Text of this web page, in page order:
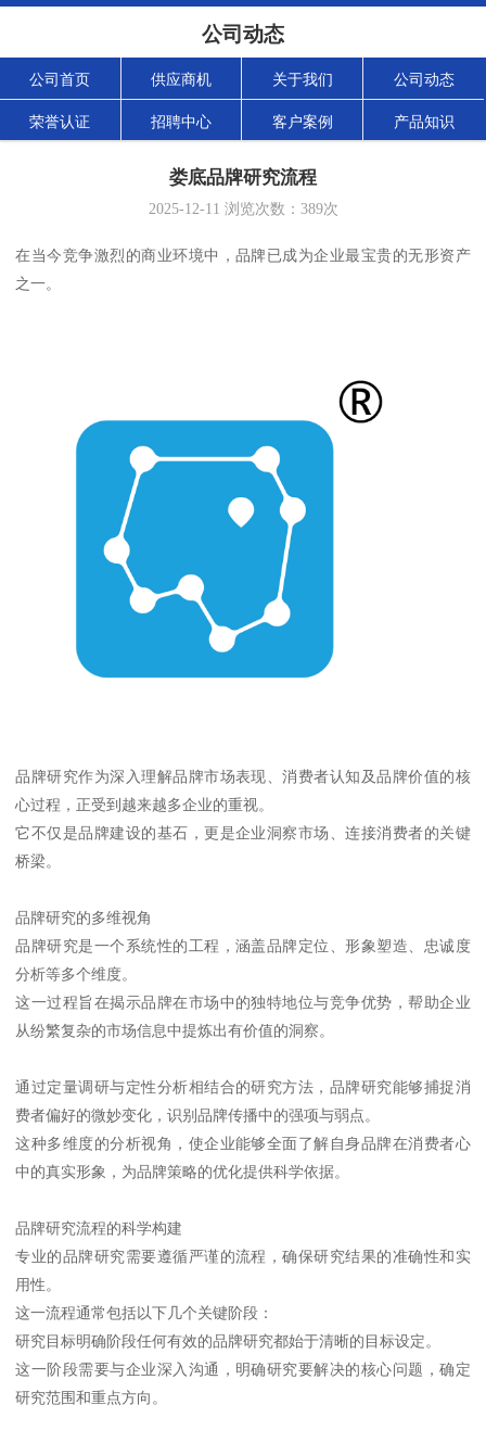
公司动态
公司首页 供应商机 关于我们 公司动态
荣誉认证 招聘中心 客户案例 产品知识
娄底品牌研究流程
2025-12-11 浏览次数： 389次
在当今竞争激烈的商业环境中，品牌已成为企业最宝贵的无形资产
之一。
品牌研究作为深入理解品牌市场表现、消费者认知及品牌价值的核
心过程，正受到越来越多企业的重视。
它不仅是品牌建设的基石，更是企业洞察市场、连接消费者的关键
桥梁。
品牌研究的多维视角
品牌研究是一个系统性的工程，涵盖品牌定位、形象塑造、忠诚度
分析等多个维度。
这一过程旨在揭示品牌在市场中的独特地位与竞争优势，帮助企业
从纷繁复杂的市场信息中提炼出有价值的洞察。
通过定量调研与定性分析相结合的研究方法，品牌研究能够捕捉消
费者偏好的微妙变化，识别品牌传播中的强项与弱点。
这种多维度的分析视角，使企业能够全面了解自身品牌在消费者心
中的真实形象，为品牌策略的优化提供科学依据。
品牌研究流程的科学构建
专业的品牌研究需要遵循严谨的流程，确保研究结果的准确性和实
用性。
这一流程通常包括以下几个关键阶段：
研究目标明确阶段任何有效的品牌研究都始于清晰的目标设定。
这一阶段需要与企业深入沟通，明确研究要解决的核心问题，确定
研究范围和重点方向。